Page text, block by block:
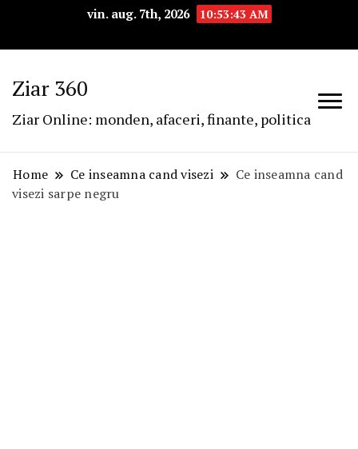
vin. aug. 7th, 2026 10:53:44 AM
Ziar 360
Ziar Online: monden, afaceri, finante, politica
Home Ce inseamna cand visezi
Ce inseamna cand
visezi sarpe negru